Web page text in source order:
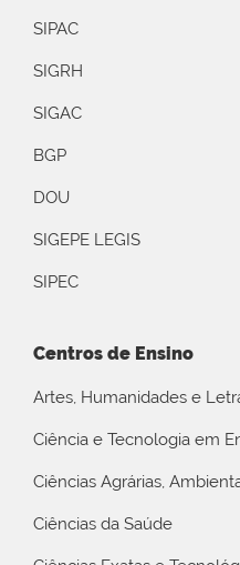
SIPAC
SIGRH
SIGAC
BGP
DOU
SIGEPE LEGIS
SIPEC
Centros de Ensino
Artes, Humanidades e
Ciência e Tecnologia em
Ciências Agrárias,
Ciências da Saúde